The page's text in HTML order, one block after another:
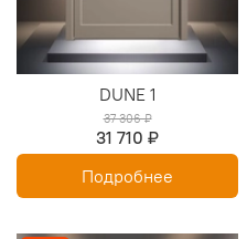
DUNE 1
37 306 ₽
31 710 ₽
Подробнее